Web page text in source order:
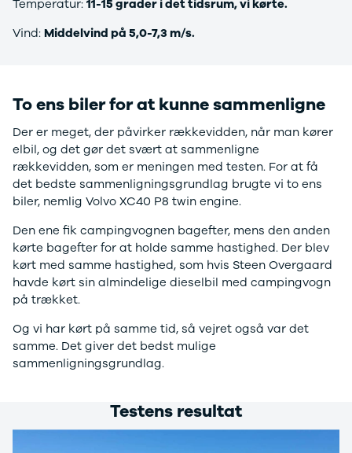
Dacia
Se alle Dacia
Sandero
Stepway
Sandero
Stepway
Duster
Dokker
Lodgy og
Stepway
Lodgy
Stepway
Jogger
Logan
Stepway
Logan
Stepway
Se alle DS
3
Temperatur: 11-15 grader i det tidsrum, vi kørte.
Vind: Middelvind på 5,0-7,3 m/s.
To ens biler for at kunne sammenligne
Der er meget, der påvirker rækkevidden, når man kører
elbil, og det gør det svært at sammenligne
rækkevidden, som er meningen med testen. For at få
det bedste sammenligningsgrundlag brugte vi to ens
biler, nemlig Volvo XC40 P8 twin engine.
Den ene fik campingvognen bagefter, mens den anden
kørte bagefter for at holde samme hastighed. Der blev
kørt med samme hastighed, som hvis Steen Overgaard
havde kørt sin almindelige dieselbil med campingvogn
på trækket.
Og vi har kørt på samme tid, så vejret også var det
samme. Det giver det bedst mulige
sammenligningsgrundlag.
Testens resultat